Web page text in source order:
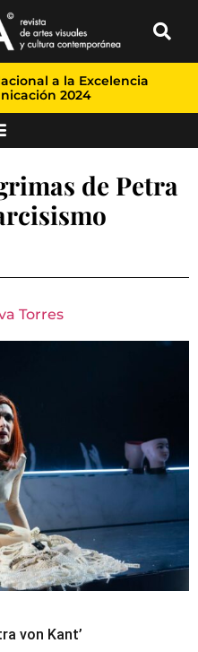
a la Excelencia
2024
de Petra
Torres
von Kant’